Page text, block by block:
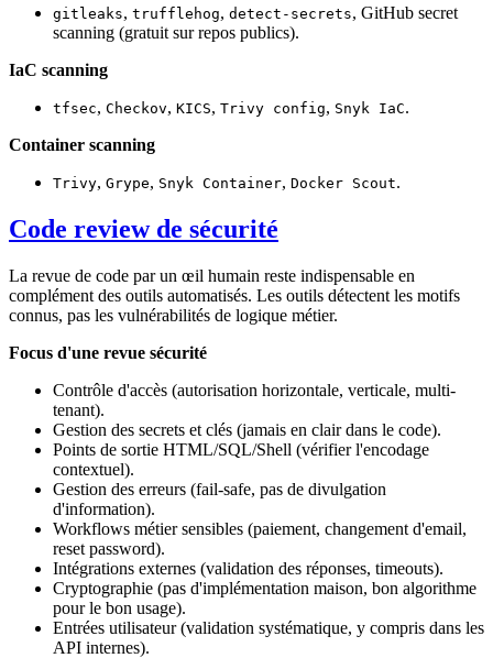
gitleaks, trufflehog, detect-secrets, GitHub secret
scanning (gratuit sur repos publics).
IaC scanning
tfsec, Checkov, KICS, Trivy config, Snyk IaC.
Container scanning
Trivy, Grype, Snyk Container, Docker Scout.
Code review de sécurité
La revue de code par un œil humain reste indispensable en
complément des outils automatisés. Les outils détectent les motifs
connus, pas les vulnérabilités de logique métier.
Focus d'une revue sécurité
Contrôle d'accès (autorisation horizontale, verticale, multi-
tenant).
Gestion des secrets et clés (jamais en clair dans le code).
Points de sortie HTML/SQL/Shell (vérifier l'encodage
contextuel).
Gestion des erreurs (fail-safe, pas de divulgation
d'information).
Workflows métier sensibles (paiement, changement d'email,
reset password).
Intégrations externes (validation des réponses, timeouts).
Cryptographie (pas d'implémentation maison, bon algorithme
pour le bon usage).
Entrées utilisateur (validation systématique, y compris dans les
API internes).